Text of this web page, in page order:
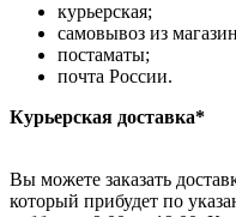
курьерская;
самовывоз из
постаматы;
почта России.
Курьерская доставка*
Вы можете заказать
который прибудет по